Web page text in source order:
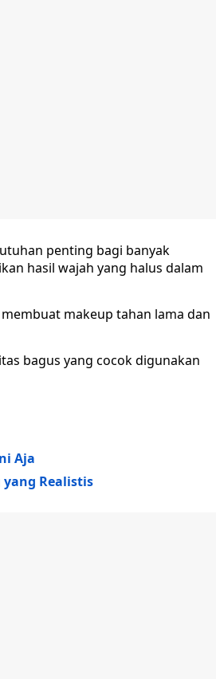
penting bagi banyak
hasil wajah yang halus dalam
makeup tahan lama dan
bagus yang cocok digunakan
Aja
Realistis